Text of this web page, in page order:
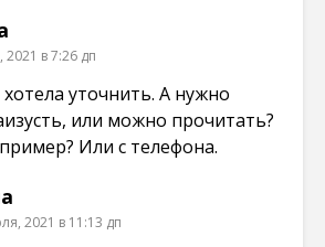
в 7:26 дп
уточнить. А нужно
или можно прочитать?
Или с телефона.
2021 в 11:13 дп